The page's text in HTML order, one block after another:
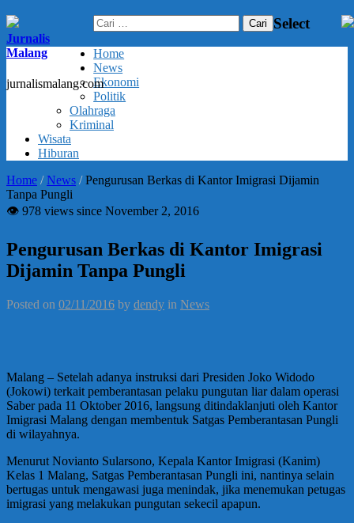
Jurnalis
Malang
jurnalismalang.com
Cari
untuk:
Select
Home
News
Ekonomi
Politik
Olahraga
Kriminal
Wisata
Hiburan
Home /News /Pengurusan Berkas di Kantor Imigrasi Dijamin
Tanpa Pungli
👁 978 views since November 2, 2016
Pengurusan Berkas di Kantor Imigrasi
Dijamin Tanpa Pungli
Posted on 02/11/2016 by dendy in News
Malang – Setelah adanya instruksi dari Presiden Joko Widodo
(Jokowi) terkait pemberantasan pelaku pungutan liar dalam operasi
Saber pada 11 Oktober 2016, langsung ditindaklanjuti oleh Kantor
Imigrasi Malang dengan membentuk Satgas Pemberantasan Pungli
di wilayahnya.
Menurut Novianto Sularsono, Kepala Kantor Imigrasi (Kanim)
Kelas 1 Malang, Satgas Pemberantasan Pungli ini, nantinya selain
bertugas untuk mengawasi juga menindak, jika menemukan petugas
imigrasi yang melakukan pungutan sekecil apapun.